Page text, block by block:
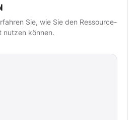
Sie, wie Sie den Ressource-
nutzen können.